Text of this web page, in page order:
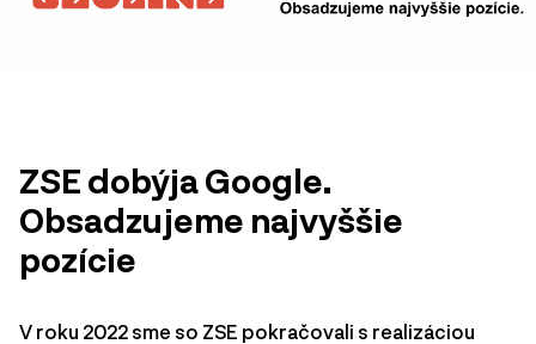
ZSE dobýja Google.
Obsadzujeme najvyššie
pozície
V roku 2022 sme so ZSE pokračovali s realizáciou